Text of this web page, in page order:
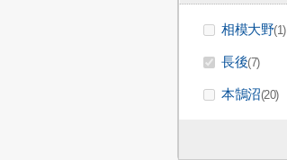
相模大野(1)
長後(7)
本鵠沼(20)